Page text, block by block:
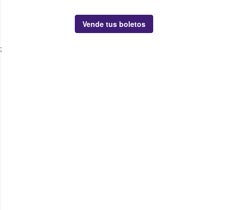
Vende tus boletos
;